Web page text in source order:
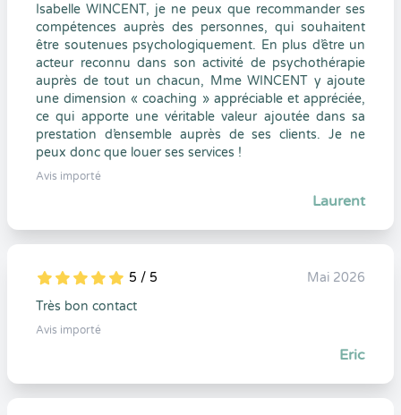
Isabelle WINCENT, je ne peux que recommander ses
compétences auprès des personnes, qui souhaitent
être soutenues psychologiquement. En plus d’être un
acteur reconnu dans son activité de psychothérapie
auprès de tout un chacun, Mme WINCENT y ajoute
une dimension « coaching » appréciable et appréciée,
ce qui apporte une véritable valeur ajoutée dans sa
prestation d’ensemble auprès de ses clients. Je ne
peux donc que louer ses services !
Avis importé
Laurent
5
1
5
0 5 / 5
Mai 2026
Très bon contact
Avis importé
Eric